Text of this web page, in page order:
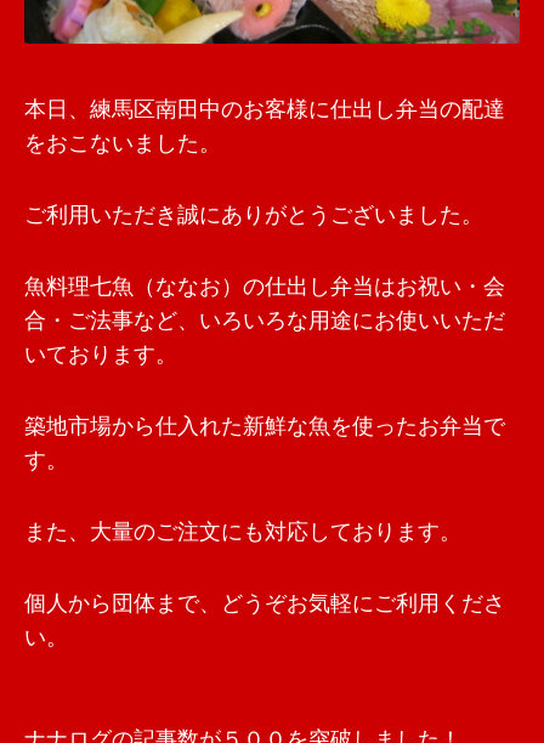
本日、練馬区南田中のお客様に仕出し弁当の配達
をおこないました。
ご利用いただき誠にありがとうございました。
魚料理七魚（ななお）の仕出し弁当はお祝い・会
合・ご法事など、いろいろな用途にお使いいただ
いております。
築地市場から仕入れた新鮮な魚を使ったお弁当で
す。
また、大量のご注文にも対応しております。
個人から団体まで、どうぞお気軽にご利用くださ
い。